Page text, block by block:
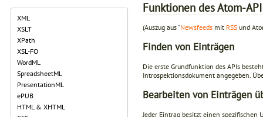
XML
XSLT
XPath
XSL-FO
WordML
SpreadsheetML
PresentationML
ePUB
HTML & XHTML
Funktionen des Atom-
(Auszug aus "Newsfeeds mit RSS und
Finden von Einträgen
Die erste Grundfunktion des APIs
Introspektionsdokument angegeben.
Bearbeiten von Einträgen
Jeder Eintrag besitzt einen